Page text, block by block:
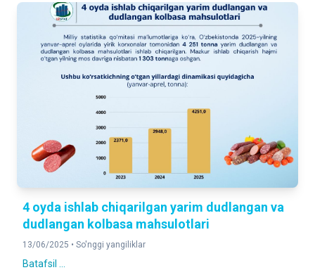
4 oyda ishlab chiqarilgan yarim dudlangan va
dudlangan kolbasa mahsulotlari
13/06/2025 • So'nggi yangiliklar
Batafsil ...